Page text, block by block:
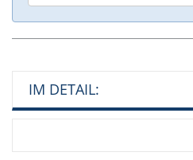
IM DETAIL: